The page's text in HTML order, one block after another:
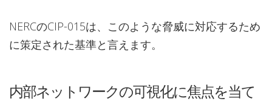
NERCのCIP-015は、このような脅威に対応するため
に策定された基準と言えます。
内部ネットワークの可視化に焦点を当て